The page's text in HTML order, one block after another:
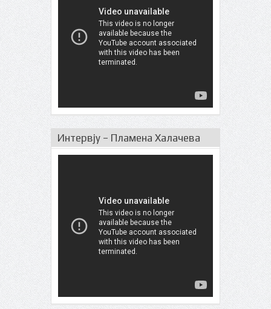
Интервју – Пламена Халачева